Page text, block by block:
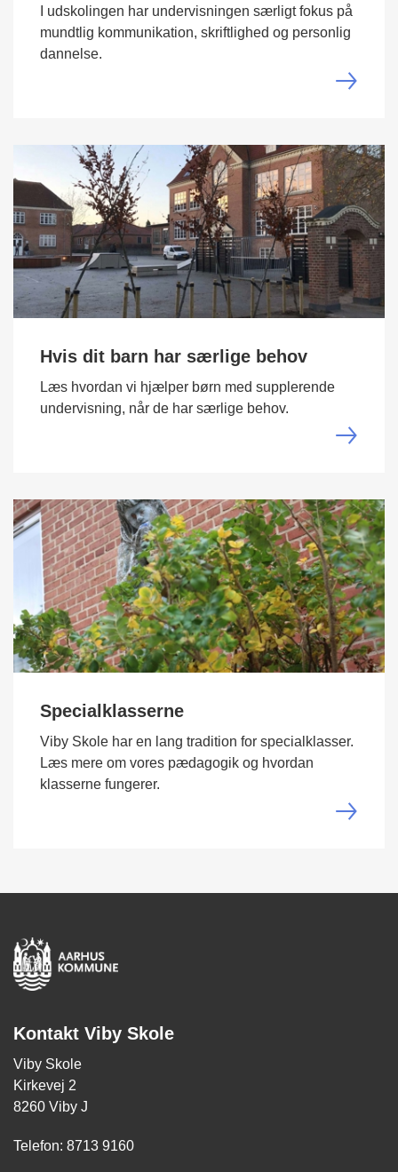
I udskolingen har undervisningen særligt fokus på
mundtlig kommunikation, skriftlighed og personlig
dannelse.
Hvis dit barn har særlige behov
Læs hvordan vi hjælper børn med supplerende
undervisning, når de har særlige behov.
Specialklasserne
Viby Skole har en lang tradition for specialklasser.
Læs mere om vores pædagogik og hvordan
klasserne fungerer.
Kontakt Viby Skole
Viby Skole
Kirkevej 2
8260 Viby J
Telefon: 8713 9160